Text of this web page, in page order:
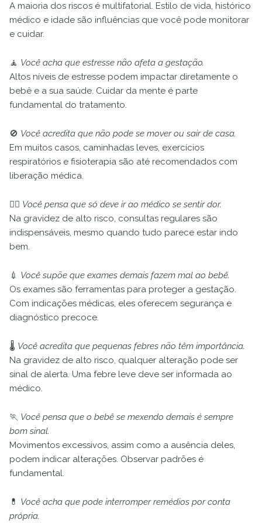
A maioria dos riscos é multifatorial. Estilo de vida, histórico
médico e idade são influências que você pode monitorar
e cuidar.
🧘 Você acha que estresse não afeta a gestação.
Altos níveis de estresse podem impactar diretamente o
bebê e a sua saúde. Cuidar da mente é parte
fundamental do tratamento.
🚫 Você acredita que não pode se mover ou sair de casa.
Em muitos casos, caminhadas leves, exercícios
respiratórios e fisioterapia são até recomendados com
liberação médica.
👩‍⚕️ Você pensa que só deve ir ao médico se sentir dor.
Na gravidez de alto risco, consultas regulares são
indispensáveis, mesmo quando tudo parece estar indo
bem.
💉 Você supõe que exames demais fazem mal ao bebê.
Os exames são ferramentas para proteger a gestação.
Com indicações médicas, eles oferecem segurança e
diagnóstico precoce.
🌡️ Você acredita que pequenas febres não têm importância.
Na gravidez de alto risco, qualquer alteração pode ser
sinal de alerta. Uma febre leve deve ser informada ao
médico.
🏃 Você pensa que o bebê se mexendo demais é sempre
bom sinal.
Movimentos excessivos, assim como a ausência deles,
podem indicar alterações. Observar padrões é
fundamental.
💊 Você acha que pode interromper remédios por conta
própria.